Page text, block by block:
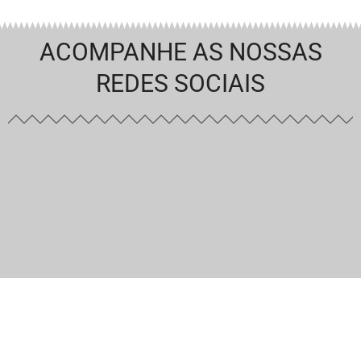
ACOMPANHE AS NOSSAS
REDES SOCIAIS